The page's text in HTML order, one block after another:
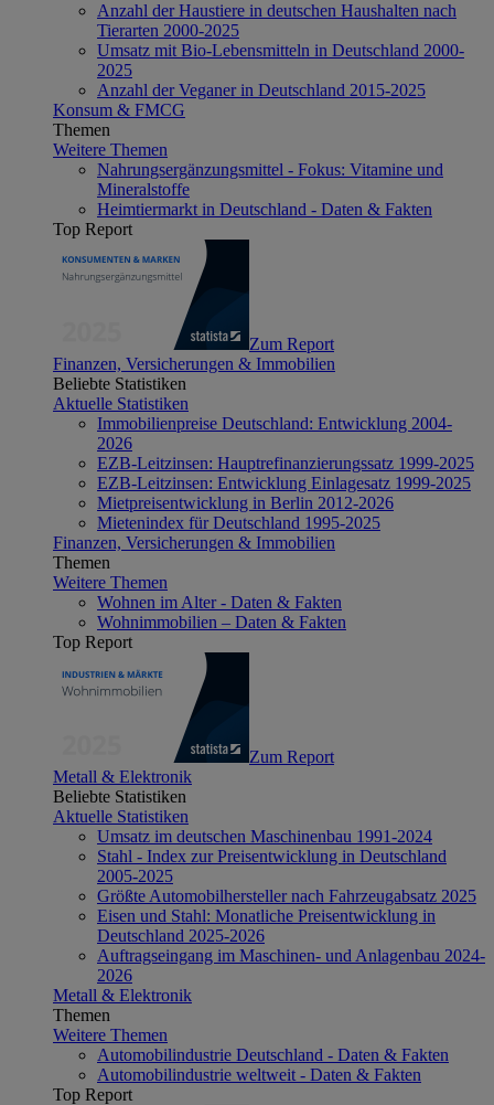
Anzahl der Haustiere in deutschen Haushalten nach
Tierarten 2000-2025
Umsatz mit Bio-Lebensmitteln in Deutschland 2000-
2025
Anzahl der Veganer in Deutschland 2015-2025
Konsum & FMCG
Themen
Weitere Themen
Nahrungsergänzungsmittel - Fokus: Vitamine und
Mineralstoffe
Heimtiermarkt in Deutschland - Daten & Fakten
Top Report
Zum Report
Finanzen, Versicherungen & Immobilien
Beliebte Statistiken
Aktuelle Statistiken
Immobilienpreise Deutschland: Entwicklung 2004-
2026
EZB-Leitzinsen: Hauptrefinanzierungssatz 1999-2025
EZB-Leitzinsen: Entwicklung Einlagesatz 1999-2025
Mietpreisentwicklung in Berlin 2012-2026
Mietenindex für Deutschland 1995-2025
Finanzen, Versicherungen & Immobilien
Themen
Weitere Themen
Wohnen im Alter - Daten & Fakten
Wohnimmobilien – Daten & Fakten
Top Report
Zum Report
Metall & Elektronik
Beliebte Statistiken
Aktuelle Statistiken
Umsatz im deutschen Maschinenbau 1991-2024
Stahl - Index zur Preisentwicklung in Deutschland
2005-2025
Größte Automobilhersteller nach Fahrzeugabsatz 2025
Eisen und Stahl: Monatliche Preisentwicklung in
Deutschland 2025-2026
Auftragseingang im Maschinen- und Anlagenbau 2024-
2026
Metall & Elektronik
Themen
Weitere Themen
Automobilindustrie Deutschland - Daten & Fakten
Automobilindustrie weltweit - Daten & Fakten
Top Report